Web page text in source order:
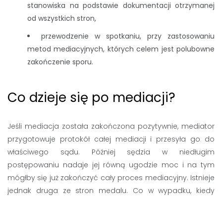
stanowiska na podstawie dokumentacji otrzymanej
od wszystkich stron,
przewodzenie w spotkaniu, przy zastosowaniu
metod mediacyjnych, których celem jest polubowne
zakończenie sporu.
Co dzieje się po mediacji?
Jeśli mediacja została zakończona pozytywnie, mediator
przygotowuje protokół całej mediacji i przesyła go do
właściwego sądu. Później sędzia w niedługim
postępowaniu nadaje jej równą ugodzie moc i na tym
mógłby się już zakończyć cały proces mediacyjny. Istnieje
jednak druga ze stron medalu. Co w wypadku, kiedy